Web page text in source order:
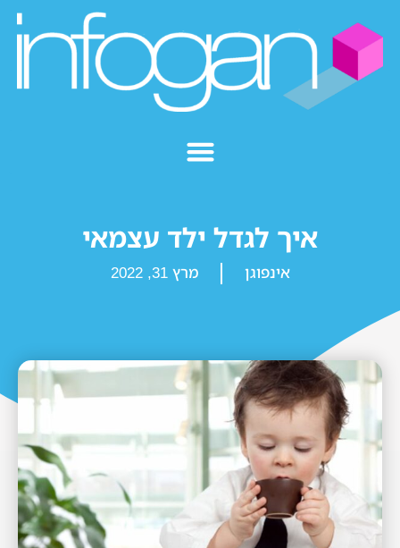
איך לגדל ילד עצמאי
אינפוגן מרץ 31, 2022